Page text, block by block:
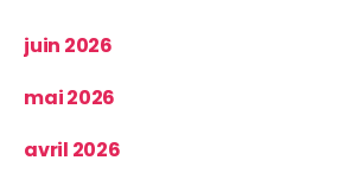
juin 2026
mai 2026
avril 2026